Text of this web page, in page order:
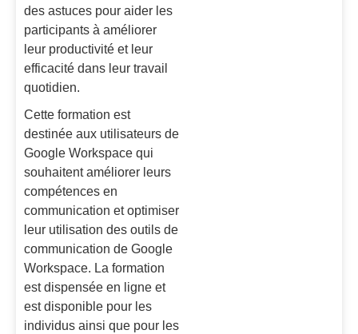
des astuces pour aider les
participants à améliorer
leur productivité et leur
efficacité dans leur travail
quotidien.
Cette formation est
destinée aux utilisateurs de
Google Workspace qui
souhaitent améliorer leurs
compétences en
communication et optimiser
leur utilisation des outils de
communication de Google
Workspace. La formation
est dispensée en ligne et
est disponible pour les
individus ainsi que pour les